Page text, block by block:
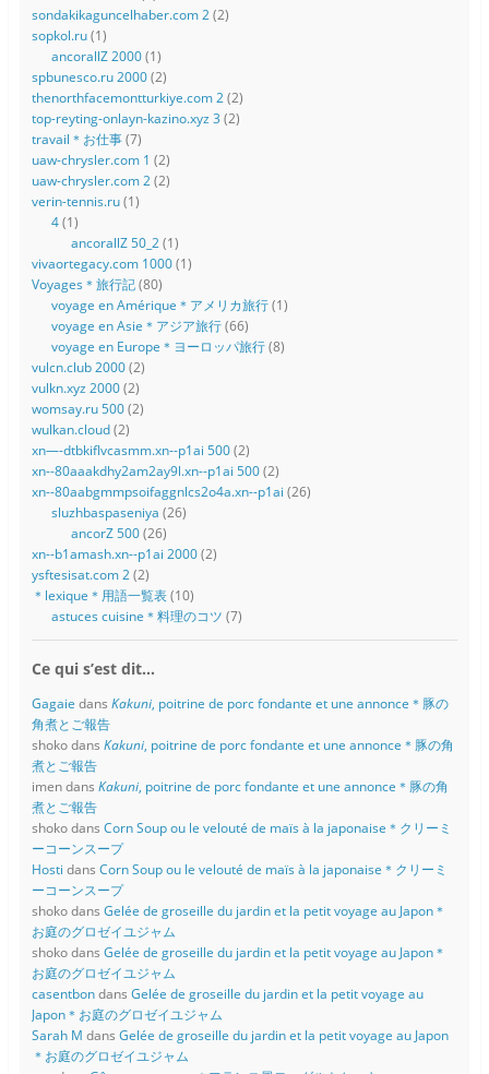
sondakikaguncelhaber.com 2(2)
sopkol.ru(1)
ancorallZ 2000(1)
spbunesco.ru 2000(2)
thenorthfacemontturkiye.com 2(2)
top-reyting-onlayn-kazino.xyz 3 (2)
travail＊お仕事(7)
uaw-chrysler.com 1 (2)
uaw-chrysler.com 2(2)
verin-tennis.ru(1)
4(1)
ancorallZ 50_2(1)
vivaortegacy.com 1000(1)
Voyages＊旅行記(80)
voyage en Amérique＊アメリカ旅行(1)
voyage en Asie＊アジア旅行(66)
voyage en Europe＊ヨーロッパ旅行(8)
vulcn.club 2000(2)
vulkn.xyz 2000(2)
womsay.ru 500(2)
wulkan.cloud(2)
xn—-dtbkiflvcasmm.xn--p1ai 500(2)
xn--80aaakdhy2am2ay9l.xn--p1ai 500(2)
xn--80aabgmmpsoifaggnlcs2o4a.xn--p1ai (26)
sluzhbaspaseniya (26)
ancorZ 500(26)
xn--b1amash.xn--p1ai 2000(2)
ysftesisat.com 2(2)
＊lexique＊用語一覧表(10)
astuces cuisine＊料理のコツ (7)
Ce qui s’est dit…
Gagaie dans Kakuni, poitrine de porc fondante et une annonce＊豚の
角煮とご報告
shokodans Kakuni, poitrine de porc fondante et une annonce＊豚の角
煮とご報告
imendans Kakuni, poitrine de porc fondante et une annonce＊豚の角
煮とご報告
shokodans Corn Soup ou le velouté de maïs à la japonaise＊クリーミ
ーコーンスープ
Hosti dans Corn Soup ou le velouté de maïs à la japonaise＊クリーミ
ーコーンスープ
shokodans Gelée de groseille du jardin et la petit voyage au Japon＊
お庭のグロゼイユジャム
shokodans Gelée de groseille du jardin et la petit voyage au Japon＊
お庭のグロゼイユジャム
casentbondans Gelée de groseille du jardin et la petit voyage au
Japon＊お庭のグロゼイユジャム
Sarah M dans Gelée de groseille du jardin et la petit voyage au Japon
＊お庭のグロゼイユジャム